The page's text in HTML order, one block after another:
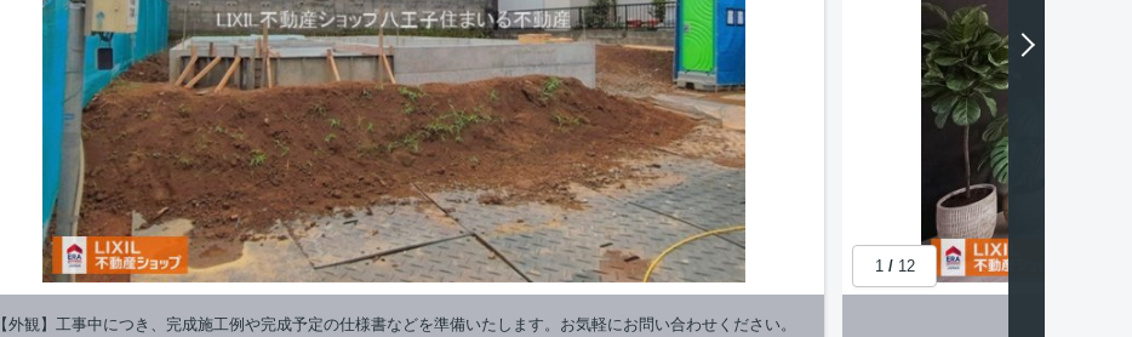
1/ 12
【外観】工事中につき、完成施工例や完成予定の仕様書などを準備いたします。お気軽にお問い合わせください。